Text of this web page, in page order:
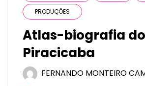
PRODUÇÕES
Atlas-biografia
Piracicaba
FERNANDO MONTEIRO